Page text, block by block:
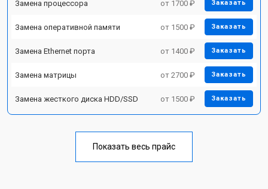
Замена процессора от 1700 ₽ Заказать
Замена оперативной памяти от 1500 ₽ Заказать
Замена Ethernet порта от 1400 ₽ Заказать
Замена матрицы от 2700 ₽ Заказать
Замена жесткого диска HDD/SSD от 1500 ₽ Заказать
Показать весь прайс